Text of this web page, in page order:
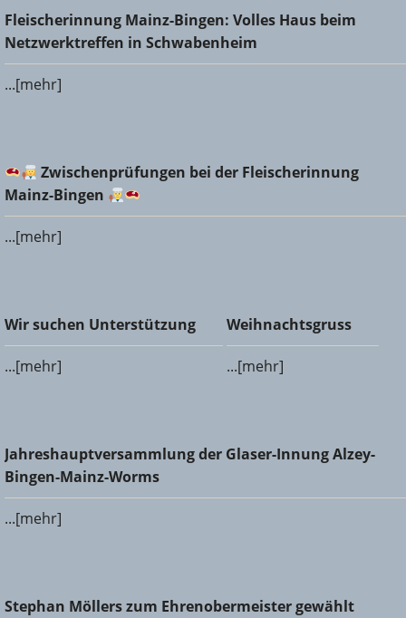
Fleischerinnung Mainz-Bingen: Volles Haus beim
Netzwerktreffen in Schwabenheim
Fleischerinnung Mainz-Bingen: Volles Haus beim
Netzwerktreffen in Schwabenheim
...[mehr]
Zwischenprüfungen bei der Fleischerinnung Mainz-
Bingen
Zwischenprüfungen bei der Fleischerinnung
Mainz-Bingen
...[mehr]
Wir suchen Unterstützung
Wir suchen Unterstützung
...[mehr]
Weihnachtsgruss
Weihnachtsgruss
...[mehr]
Jahreshauptversammlung der Glaser-Innung Alzey-Bingen-
Mainz-Worms
Jahreshauptversammlung der Glaser-Innung Alzey-
Bingen-Mainz-Worms
...[mehr]
Stephan Möllers zum Ehrenobermeister gewählt
Stephan Möllers zum Ehrenobermeister gewählt